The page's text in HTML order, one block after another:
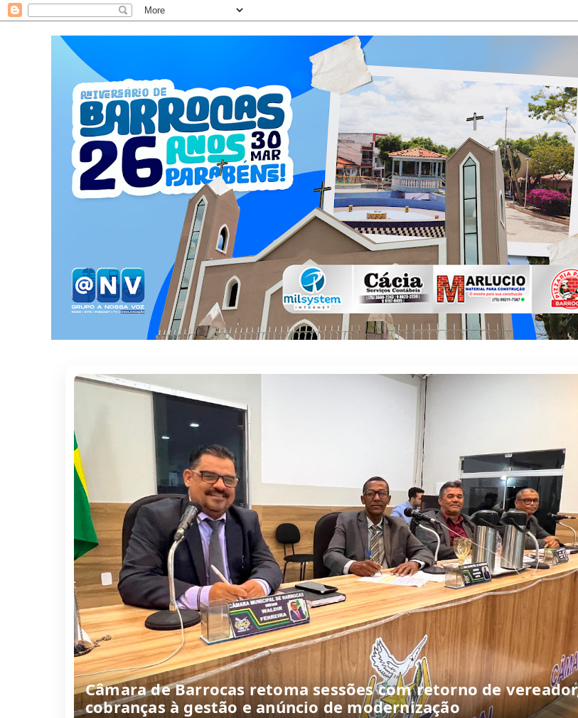
Câmara de Barrocas retoma sessões com retorno de
cobranças à gestão e anúncio de modernização